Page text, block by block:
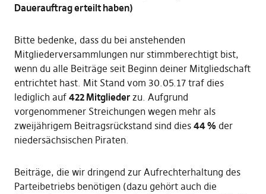
Dauerauftrag erteilt haben)
Bitte bedenke, dass du bei anstehenden
Mitgliederversammlungen nur stimmberechtigt bist,
wenn du alle Beiträge seit Beginn deiner Mitgliedschaft
entrichtet hast. Mit Stand vom 30.05.17 traf dies
lediglich auf 422 Mitgliederzu. Aufgrund
vorgenommener Streichungen wegen mehr als
zweijährigem Beitragsrückstand sind dies 44 %der
niedersächsischen Piraten.
Beiträge, die wir dringend zur Aufrechterhaltung des
Parteibetriebs benötigen (dazu gehört auch die